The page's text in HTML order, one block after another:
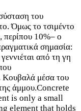
του
Όμως το τσιμέντο
περίπου 10%– ο
σημασία:
από τη γη
Κουβαλά μέσα του
άμμου.Concrete
is only a small
element that holds